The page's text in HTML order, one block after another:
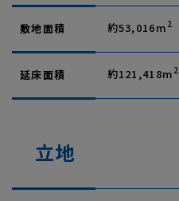
敷地面積 約53,016m 2
延床面積 約121,418m 2
立地